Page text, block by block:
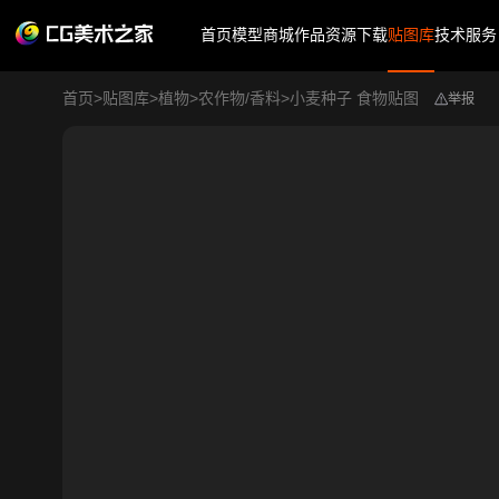
首页模型商城作品资源下载贴图库技术服务
首页>贴图库>植物>农作物/香料>小麦种子 食物贴图 举报